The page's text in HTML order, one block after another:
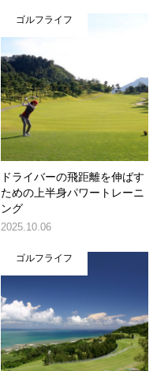
ゴルフライフ
ドライバーの飛距離を伸ばす
ための上半身パワートレーニ
ング
2025.10.06
ゴルフライフ